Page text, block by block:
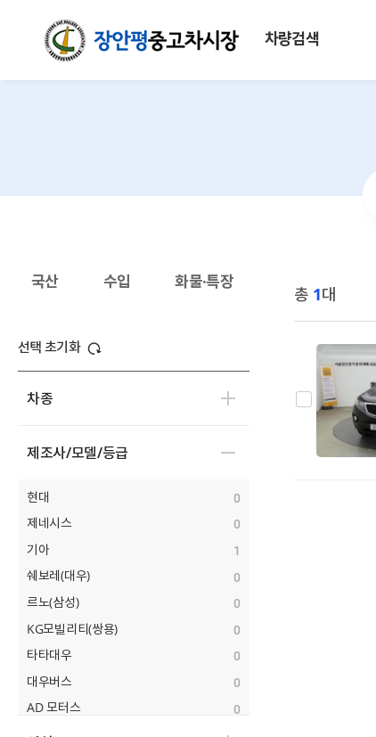
차량검색
국산 수입 화물·특장
선택 초기화
차종
제조사/모델/등급
현대 0
제네시스 0
기아 1
쉐보레(대우) 0
르노(삼성) 0
KG모빌리티(쌍용) 0
타타대우 0
대우버스 0
AD 모터스 0
총 1대